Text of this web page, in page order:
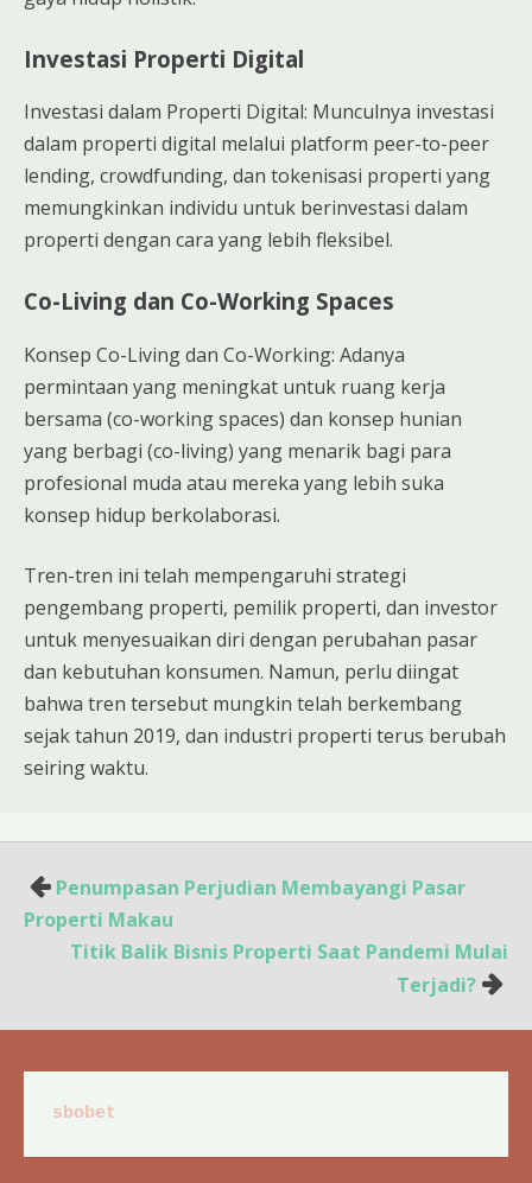
Investasi Properti Digital
Investasi dalam Properti Digital: Munculnya investasi
dalam properti digital melalui platform peer-to-peer
lending, crowdfunding, dan tokenisasi properti yang
memungkinkan individu untuk berinvestasi dalam
properti dengan cara yang lebih fleksibel.
Co-Living dan Co-Working Spaces
Konsep Co-Living dan Co-Working: Adanya
permintaan yang meningkat untuk ruang kerja
bersama (co-working spaces) dan konsep hunian
yang berbagi (co-living) yang menarik bagi para
profesional muda atau mereka yang lebih suka
konsep hidup berkolaborasi.
Tren-tren ini telah mempengaruhi strategi
pengembang properti, pemilik properti, dan investor
untuk menyesuaikan diri dengan perubahan pasar
dan kebutuhan konsumen. Namun, perlu diingat
bahwa tren tersebut mungkin telah berkembang
sejak tahun 2019, dan industri properti terus berubah
seiring waktu.
Post
navigation
Penumpasan Perjudian Membayangi Pasar
Properti Makau
Titik Balik Bisnis Properti Saat Pandemi Mulai
Terjadi?
sbobet